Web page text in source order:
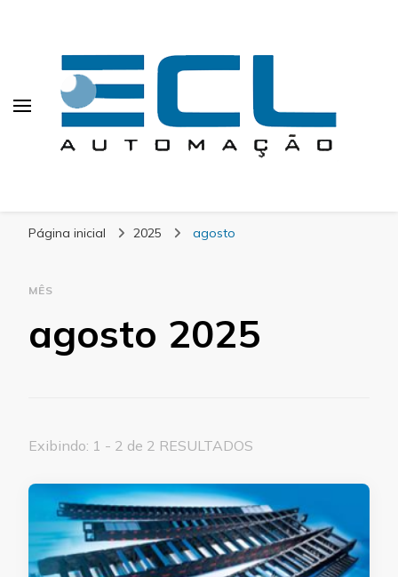
Página inicial 2025 agosto
MÊS
agosto 2025
Exibindo: 1 - 2 de 2 RESULTADOS